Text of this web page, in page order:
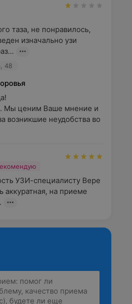
таза, не понравилось,
изначально узи
48
Мы ценим Ваше мнение и
возникшие неудобства во
УЗИ-специалисту Вере
на приеме